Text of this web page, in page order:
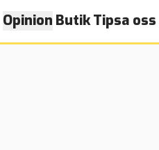
Opinion ButikTipsa oss